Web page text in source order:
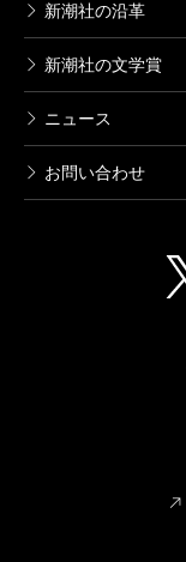
新潮社の沿革
新潮社の文学賞
ニュース
お問い合わせ